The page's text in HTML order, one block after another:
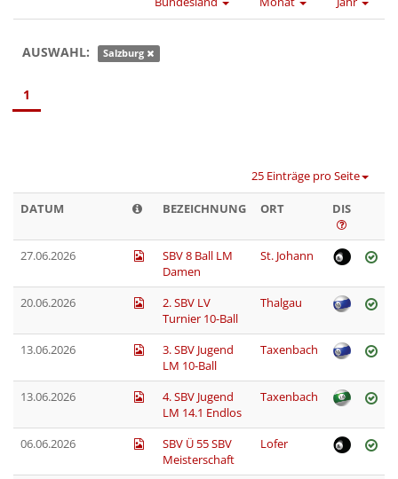
AUSWAHL: Salzburg
1
25 Einträge pro Seite
DATUM BEZEICHNUNG ORT DIS
27.06.2026
SBV 8 Ball LM
Damen
St. Johann
20.06.2026
2. SBV LV
Turnier 10-Ball
Thalgau
13.06.2026
3. SBV Jugend
LM 10-Ball
Taxenbach
13.06.2026
4. SBV Jugend
LM 14.1 Endlos
Taxenbach
06.06.2026
SBV Ü 55 SBV
Meisterschaft
Lofer